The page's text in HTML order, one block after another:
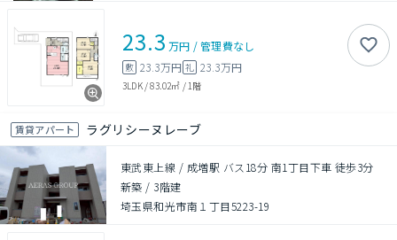
23.3 万円 /管理費なし
敷 23.3万円 礼 23.3万円
3LDK/83.02㎡ / 1階
賃貸アパート ラグリシーヌレーブ
東武東上線 / 成増駅 バス18分 南1丁目下車 徒歩3分
新築 / 3階建
埼玉県和光市南１丁目5223-19